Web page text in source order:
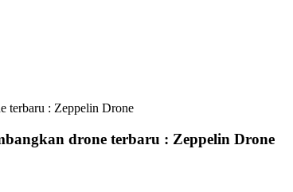
terbaru : Zeppelin Drone
drone terbaru : Zeppelin Drone